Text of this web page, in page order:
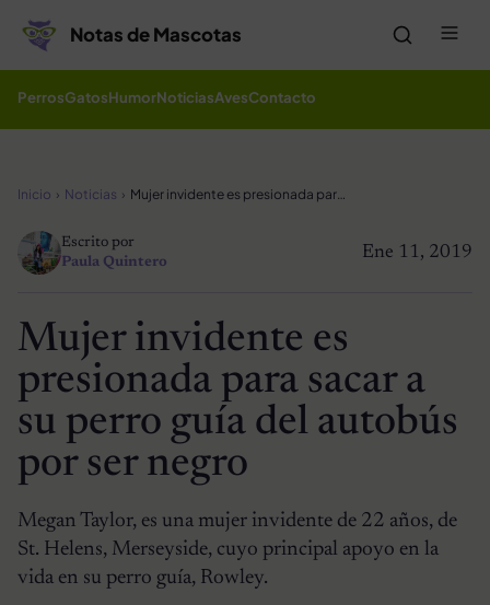
Notas de Mascotas
PerrosGatosHumorNoticiasAvesContacto
Inicio Noticias Mujer invidente es presionada para sacar a su perro guía del autobús por ser negro
Ene 11, 2019
Escrito por
Paula Quintero
Mujer invidente es
presionada para sacar a
su perro guía del autobús
por ser negro
Megan Taylor, es una mujer invidente de 22 años, de
St. Helens, Merseyside, cuyo principal apoyo en la
vida en su perro guía, Rowley.